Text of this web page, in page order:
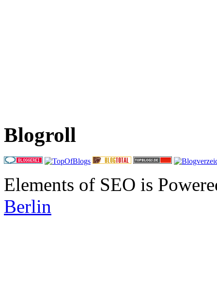
Blogroll
Elements of SEO is
Berlin